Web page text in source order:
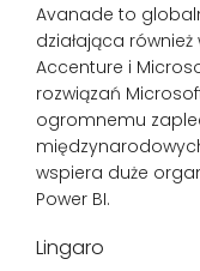
Avanade to
działająca
Accenture i
rozwiązań
ogromnemu
wspiera duże
Power BI.
Lingaro